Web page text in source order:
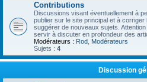
Contributions
Discussions visant éventuellement à
publier sur le site principal et à
suggérer de nouveaux sujets.
servir à discuter en profondeur des
Modérateurs : Rod Modérateurs
Sujets : 4
Discussion